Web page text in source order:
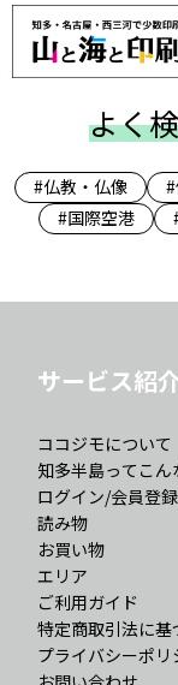
よく
#仏教・仏像
#国際空港
サービス紹
ココジモについて
知多半島ってこん
ログイン/会員登録
読み物
お買い物
エリア
ご利用ガイド
特定商取引法に基
プライバシーポリ